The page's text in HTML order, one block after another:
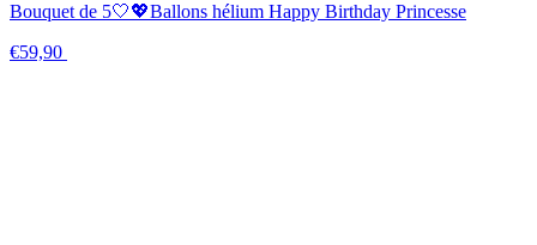
Bouquet de 5🤍💖Ballons hélium Happy Birthday Princesse
€59,90